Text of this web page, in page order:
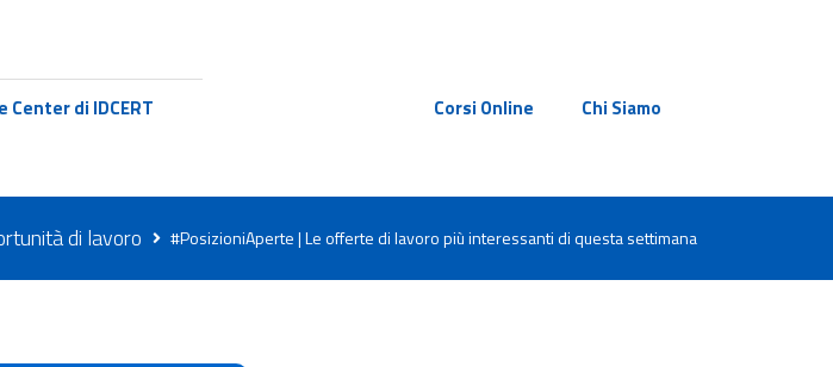
Center di IDCERT Corsi Online Chi Siamo
di lavoro #PosizioniAperte | Le offerte di lavoro più interessanti di questa settimana